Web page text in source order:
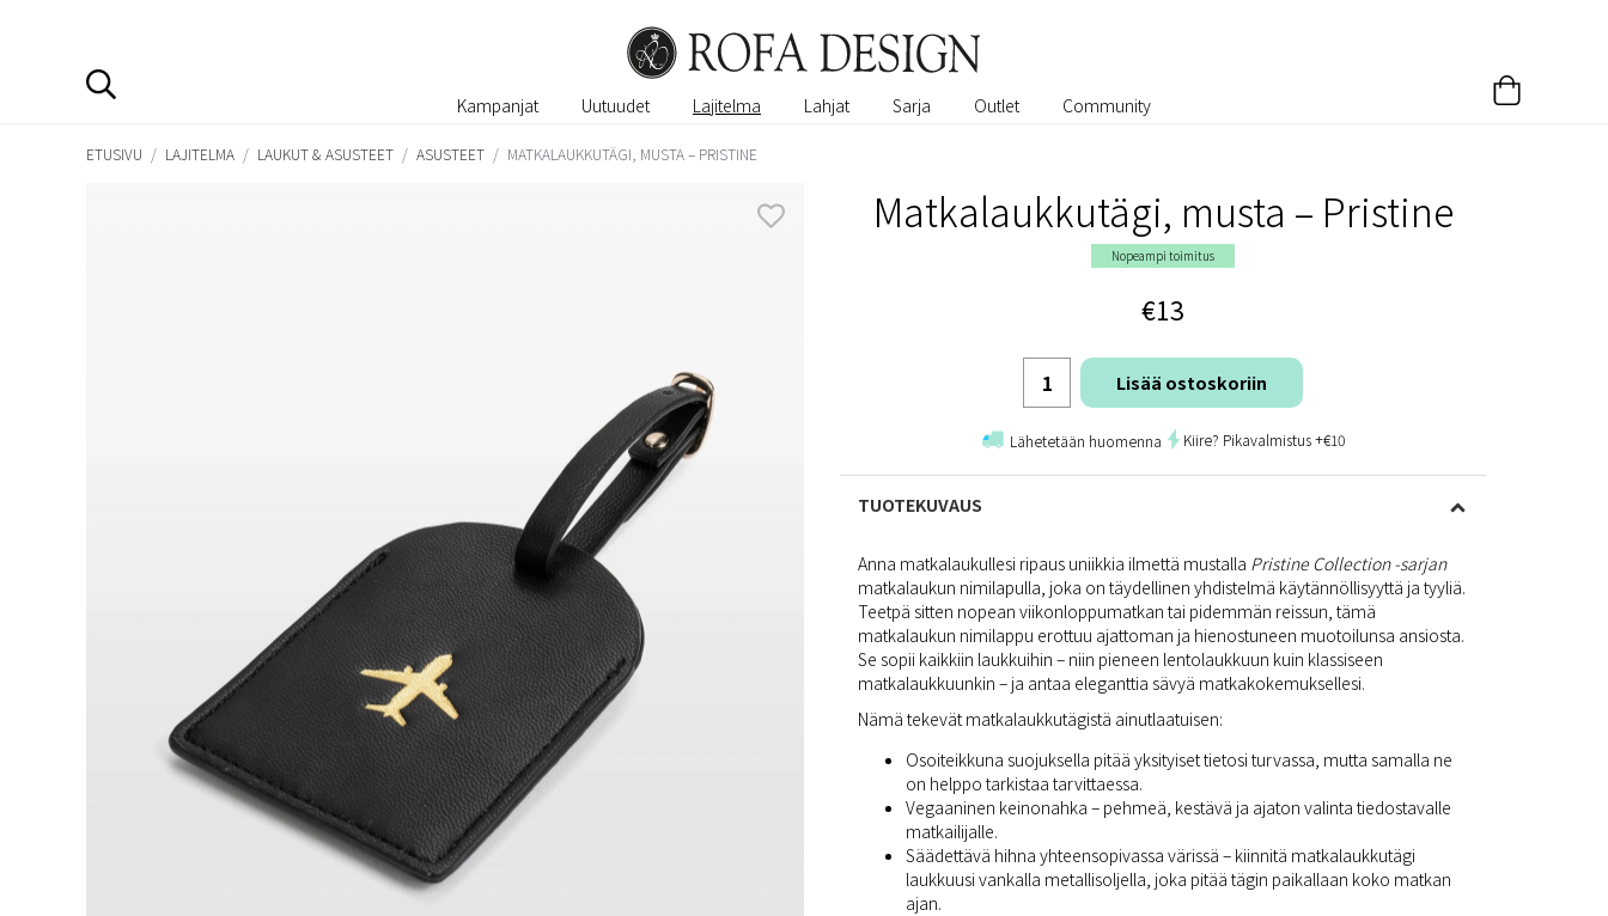
Kampanjat Uutuudet Lajitelma Lahjat Sarja Outlet Community
ETUSIVU / LAJITELMA / LAUKUT & ASUSTEET / ASUSTEET / MATKALAUKKUTÄGI, MUSTA – PRISTINE
Matkalaukkutägi, musta – Pristine
Nopeampi toimitus
€13
Lisää ostoskoriin
Lähetetään huomenna Kiire? Pikavalmistus +€10
TUOTEKUVAUS
Anna matkalaukullesi ripaus uniikkia ilmettä mustalla Pristine Collection -sarjan
matkalaukun nimilapulla, joka on täydellinen yhdistelmä käytännöllisyyttä ja tyyliä.
Teetpä sitten nopean viikonloppumatkan tai pidemmän reissun, tämä
matkalaukun nimilappu erottuu ajattoman ja hienostuneen muotoilunsa ansiosta.
Se sopii kaikkiin laukkuihin – niin pieneen lentolaukkuun kuin klassiseen
matkalaukkuunkin – ja antaa eleganttia sävyä matkakokemuksellesi.
Nämä tekevät matkalaukkutägistä ainutlaatuisen:
Osoiteikkuna suojuksella pitää yksityiset tietosi turvassa, mutta samalla ne
on helppo tarkistaa tarvittaessa.
Vegaaninen keinonahka – pehmeä, kestävä ja ajaton valinta tiedostavalle
matkailijalle.
Säädettävä hihna yhteensopivassa värissä – kiinnitä matkalaukkutägi
laukkuusi vankalla metallisoljella, joka pitää tägin paikallaan koko matkan
ajan.